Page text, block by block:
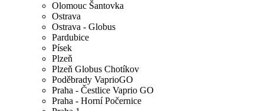
Olomouc Šantovka
Ostrava
Ostrava - Globus
Pardubice
Písek
Plzeň
Plzeň Globus Chotíkov
Poděbrady VaprioGO
Praha - Čestlice Vaprio GO
Praha - Horní Počernice